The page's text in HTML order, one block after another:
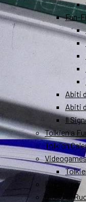
Fan-
Abiti
Abiti
Il
Tolkien a
Tolkien
Librigame
Gioco di